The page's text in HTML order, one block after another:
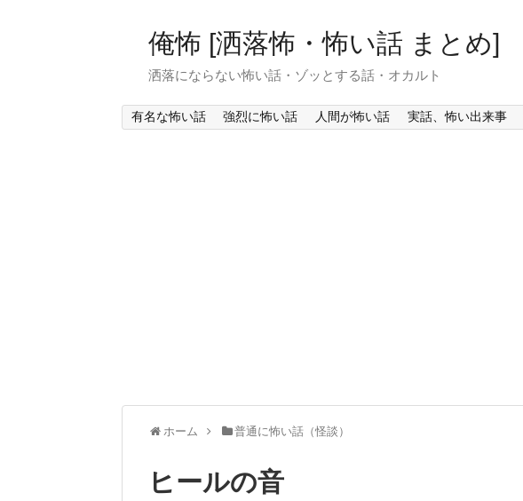
俺怖 [洒落怖・怖い話 まとめ]
洒落にならない怖い話・ゾッとする話・オカルト
有名な怖い話 強烈に怖い話 人間が怖い話 実話、怖い出来事
ホーム 普通に怖い話（怪談）
ヒールの音